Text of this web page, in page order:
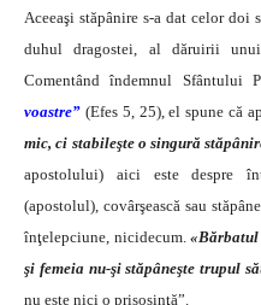
Aceeaşi stăpânire s-a dat celor
duhul dragostei, al dăruirii
Comentând îndemnul Sfântului
voastre” (Efes 5, 25), el spune că
mic, ci stabileşte o singură
apostolului) aici este despre
(apostolul), covârşească sau
înţelepciune, nicidecum.«Bărbatul
şi femeia nu-şi stăpâneşte trupul
nu este nici o prisosinţă”.